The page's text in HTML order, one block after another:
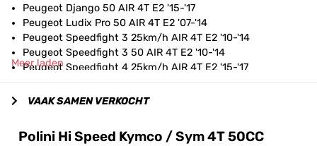
Peugeot Django 50 AIR 4T E2 '15-'17
Peugeot Ludix Pro 50 AIR 4T E2 '07-'14
Peugeot Speedfight 3 25km/h AIR 4T E2 '10-'14
Peugeot Speedfight 3 50 AIR 4T E2 '10-'14
Peugeot Speedfight 4 25km/h AIR 4T E2 '15-'17
Peugeot Streetzone 25km/h AIR 4T E2 '14-'17
Peugeot Tweet 50 AIR 4T E2 '10-'13
Meer laden
VAAK SAMEN VERKOCHT
Polini Hi Speed Kymco / Sym 4T 50CC